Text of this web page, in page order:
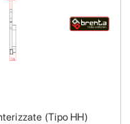
(Tipo HH)